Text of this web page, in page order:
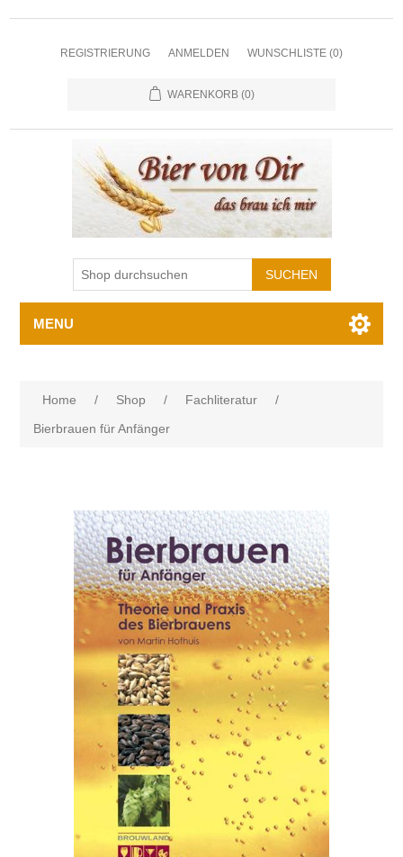
REGISTRIERUNG ANMELDEN WUNSCHLISTE (0)
WARENKORB (0)
MENU
Home / Shop / Fachliteratur
/
Bierbrauen für Anfänger